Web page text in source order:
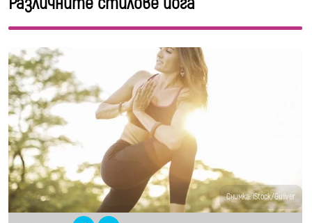
Снимка: iStock/Guliver